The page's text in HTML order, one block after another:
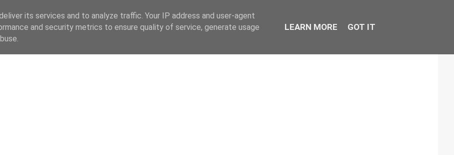
its services and to analyze traffic. Your IP address and user-agent
and security metrics to ensure quality of service, generate usage
LEARN MORE GOT IT